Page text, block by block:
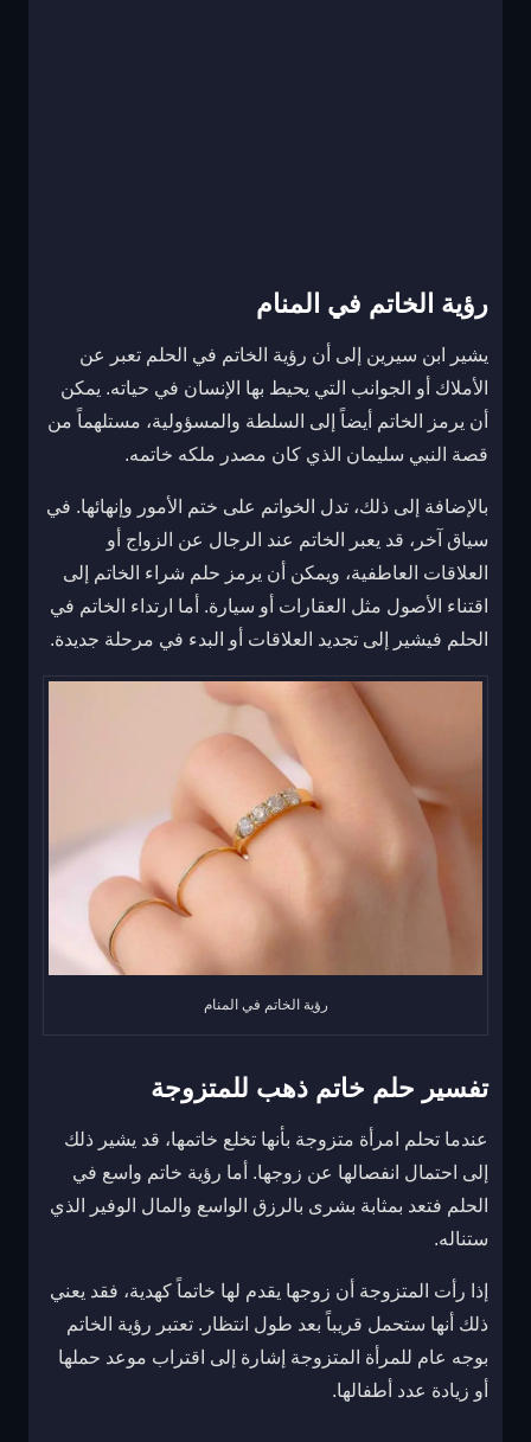
رؤية الخاتم في المنام
يشير ابن سيرين إلى أن رؤية الخاتم في الحلم تعبر عن
الأملاك أو الجوانب التي يحيط بها الإنسان في حياته. يمكن
أن يرمز الخاتم أيضاً إلى السلطة والمسؤولية، مستلهماً من
قصة النبي سليمان الذي كان مصدر ملكه خاتمه.
بالإضافة إلى ذلك، تدل الخواتم على ختم الأمور وإنهائها. في
سياق آخر، قد يعبر الخاتم عند الرجال عن الزواج أو
العلاقات العاطفية، ويمكن أن يرمز حلم شراء الخاتم إلى
اقتناء الأصول مثل العقارات أو سيارة. أما ارتداء الخاتم في
الحلم فيشير إلى تجديد العلاقات أو البدء في مرحلة جديدة.
رؤية الخاتم في المنام
تفسير حلم خاتم ذهب للمتزوجة
عندما تحلم امرأة متزوجة بأنها تخلع خاتمها، قد يشير ذلك
إلى احتمال انفصالها عن زوجها. أما رؤية خاتم واسع في
الحلم فتعد بمثابة بشرى بالرزق الواسع والمال الوفير الذي
ستناله.
إذا رأت المتزوجة أن زوجها يقدم لها خاتماً كهدية، فقد يعني
ذلك أنها ستحمل قريباً بعد طول انتظار. تعتبر رؤية الخاتم
بوجه عام للمرأة المتزوجة إشارة إلى اقتراب موعد حملها
أو زيادة عدد أطفالها.